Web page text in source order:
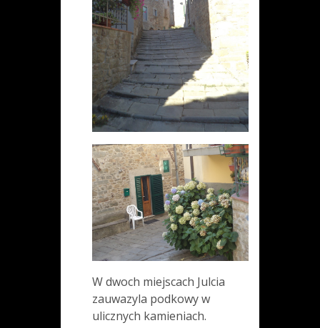
W dwoch miejscach Julcia
zauwazyla podkowy w
ulicznych kamieniach.